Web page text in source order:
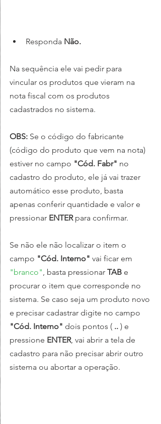
Responda Não.
Na sequência ele vai pedir para
vincular os produtos que vieram na
nota fiscal com os produtos
cadastrados no sistema.
OBS: Se o código do fabricante
(código do produto que vem na nota)
estiver no campo "Cód. Fabr" no
cadastro do produto, ele já vai trazer
automático esse produto, basta
apenas conferir quantidade e valor e
pressionar ENTER para confirmar.
Se não ele não localizar o item o
campo "Cód. Interno" vai ficar em
"branco" , basta pressionar TAB e
procurar o item que corresponde no
sistema. Se caso seja um produto novo
e precisar cadastrar digite no campo
"Cód. Interno" dois pontos ( .. ) e
pressione ENTER, vai abrir a tela de
cadastro para não precisar abrir outro
sistema ou abortar a operação.